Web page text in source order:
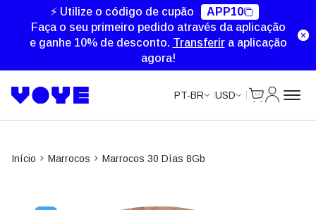
⚡ Utilize o código de cupão
APP10
Faça o seu primeiro pedido através da aplicação
e ganhe 10% de desconto. Transferira aplicação
agora!
PT-BR USD
Início Marrocos Marrocos 30 Días 8Gb